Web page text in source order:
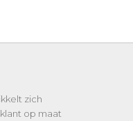
zich
op maat